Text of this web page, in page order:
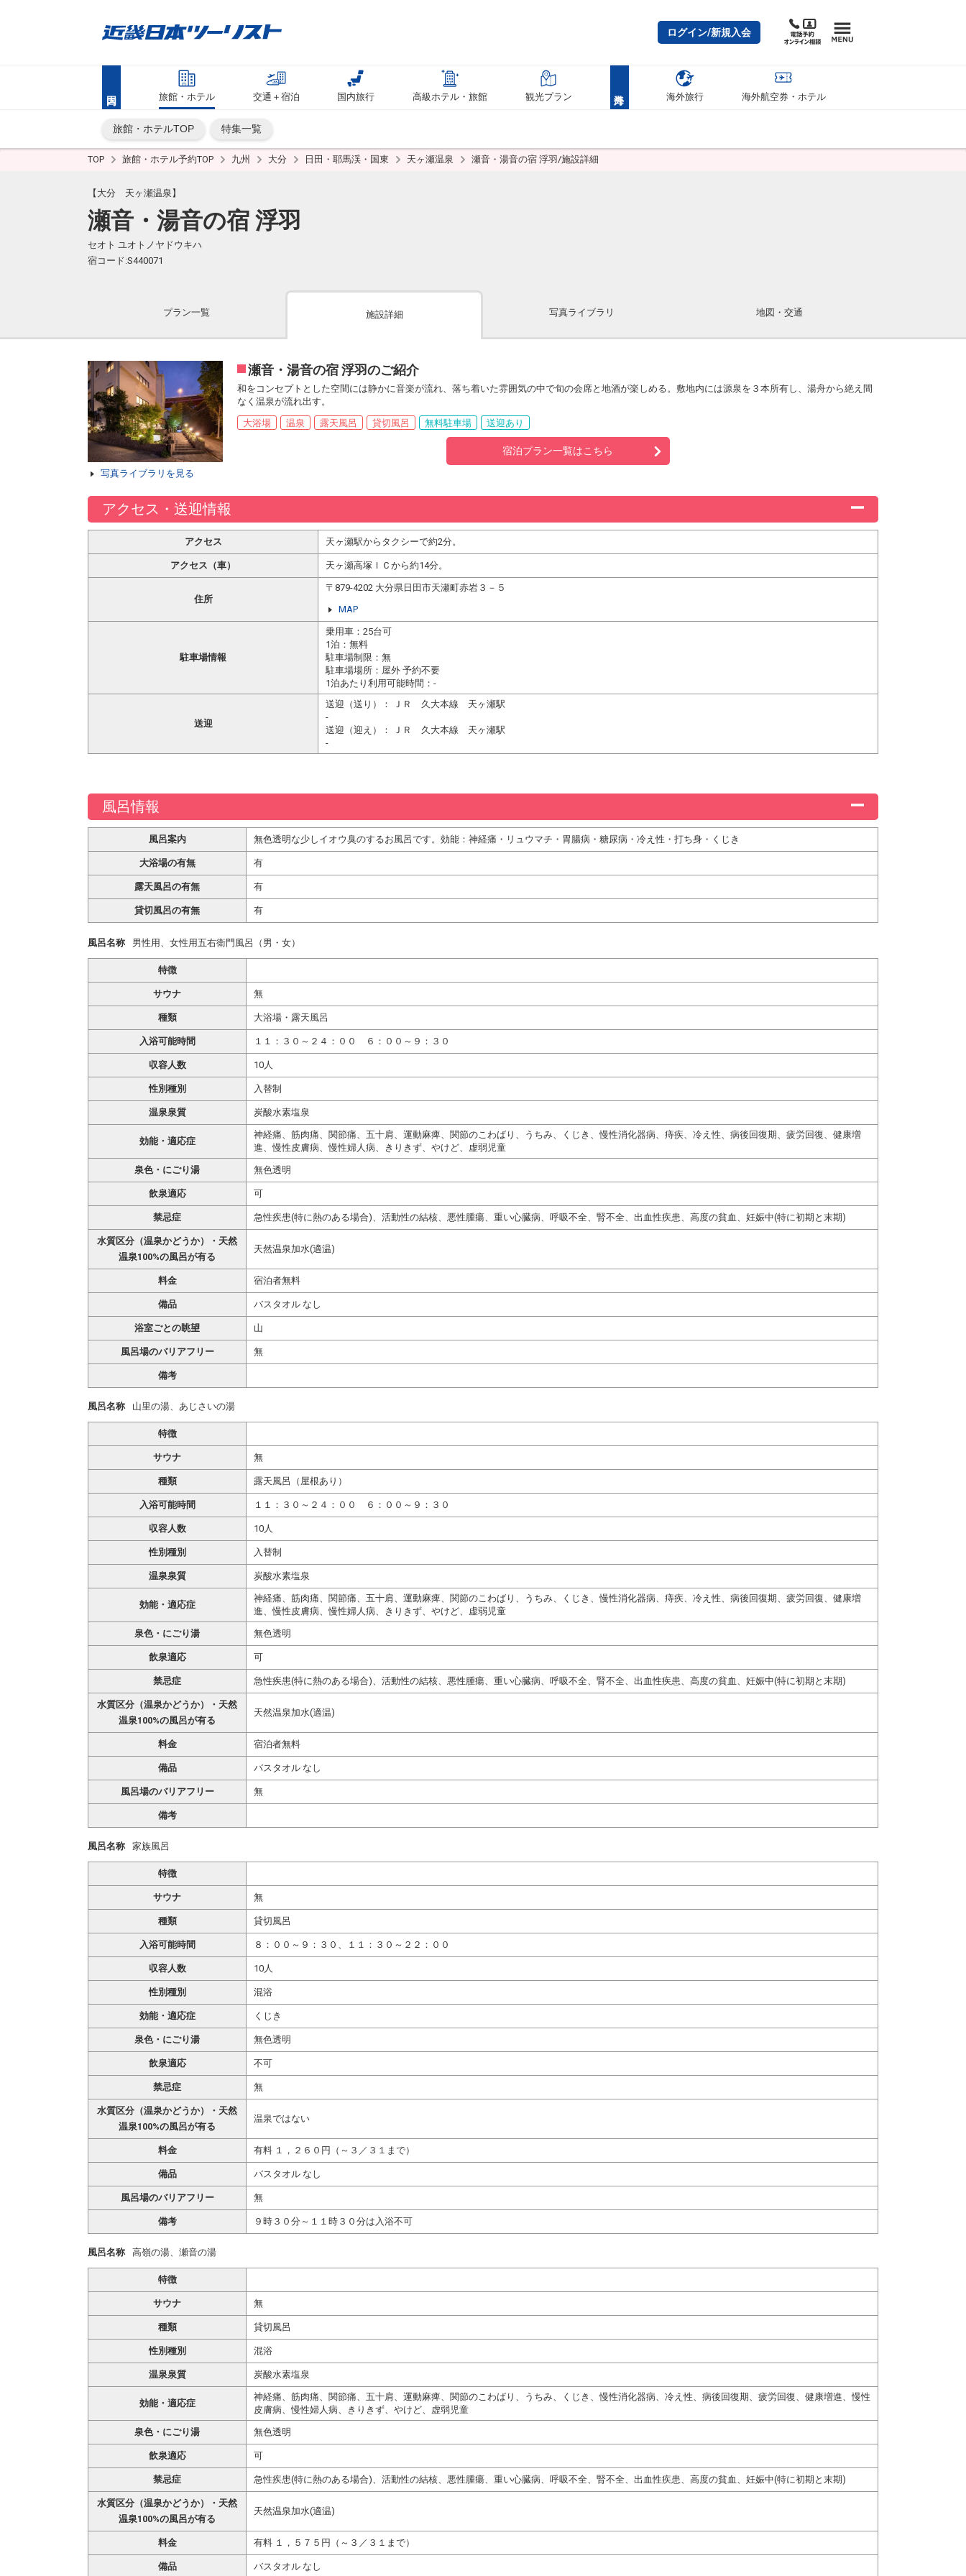
ログイン/新規入会
旅館・ホテル 交通＋宿泊 国内旅行 高級ホテル・旅館 観光プラン 海外旅行 海外航空券・ホテル
旅館・ホテルTOP 特集一覧
TOP 旅館・ホテル予約TOP 九州 大分 日田・耶馬渓・国東 天ヶ瀬温泉 瀬音・湯音の宿 浮羽/施設詳細
【大分 天ヶ瀬温泉】
瀬音・湯音の宿 浮羽
セオト ユオトノヤドウキハ
宿コード:S440071
プラン一覧 施設詳細 写真ライブラリ 地図・交通
写真ライブラリを見る
瀬音・湯音の宿 浮羽のご紹介
和をコンセプトとした空間には静かに音楽が流れ、落ち着いた雰囲気の中で旬の会席と地酒が楽しめる。敷地内には源泉を３本所有し、湯舟から絶え間
なく温泉が流れ出す。
大浴場
温泉 露天風呂 貸切風呂 無料駐車場 送迎あり
宿泊プラン一覧はこちら
アクセス・送迎情報
アクセス 天ヶ瀬駅からタクシーで約2分。
アクセス（車） 天ヶ瀬高塚ＩＣから約14分。
住所
〒879-4202 大分県日田市天瀬町赤岩３－５
MAP
駐車場情報
乗用車：25台可
1泊：無料
駐車場制限：無
駐車場場所：屋外 予約不要
1泊あたり利用可能時間：-
送迎
送迎（送り）： ＪＲ 久大本線 天ヶ瀬駅
-
送迎（迎え）： ＪＲ 久大本線 天ヶ瀬駅
-
風呂情報
風呂案内 無色透明な少しイオウ臭のするお風呂です。効能：神経痛・リュウマチ・胃腸病・糖尿病・冷え性・打ち身・くじき
大浴場の有無 有
露天風呂の有無 有
貸切風呂の有無 有
風呂名称 男性用、女性用五右衛門風呂（男・女）
特徴
サウナ 無
種類 大浴場・露天風呂
入浴可能時間 １１：３０～２４：００ ６：００～９：３０
収容人数 10人
性別種別 入替制
温泉泉質 炭酸水素塩泉
効能・適応症
神経痛、筋肉痛、関節痛、五十肩、運動麻痺、関節のこわばり、うちみ、くじき、慢性消化器病、痔疾、冷え性、病後回復期、疲労回復、健康増
進、慢性皮膚病、慢性婦人病、きりきず、やけど、虚弱児童
泉色・にごり湯 無色透明
飲泉適応 可
禁忌症 急性疾患(特に熱のある場合)、活動性の結核、悪性腫瘍、重い心臓病、呼吸不全、腎不全、出血性疾患、高度の貧血、妊娠中(特に初期と末期)
水質区分（温泉かどうか）・天然
温泉100%の風呂が有る
天然温泉加水(適温)
料金 宿泊者無料
備品 バスタオル なし
浴室ごとの眺望 山
風呂場のバリアフリー 無
備考
風呂名称 山里の湯、あじさいの湯
特徴
サウナ 無
種類 露天風呂（屋根あり）
入浴可能時間 １１：３０～２４：００ ６：００～９：３０
収容人数 10人
性別種別 入替制
温泉泉質 炭酸水素塩泉
効能・適応症
神経痛、筋肉痛、関節痛、五十肩、運動麻痺、関節のこわばり、うちみ、くじき、慢性消化器病、痔疾、冷え性、病後回復期、疲労回復、健康増
進、慢性皮膚病、慢性婦人病、きりきず、やけど、虚弱児童
泉色・にごり湯 無色透明
飲泉適応 可
禁忌症 急性疾患(特に熱のある場合)、活動性の結核、悪性腫瘍、重い心臓病、呼吸不全、腎不全、出血性疾患、高度の貧血、妊娠中(特に初期と末期)
水質区分（温泉かどうか）・天然
温泉100%の風呂が有る
天然温泉加水(適温)
料金 宿泊者無料
備品 バスタオル なし
風呂場のバリアフリー 無
備考
風呂名称 家族風呂
特徴
サウナ 無
種類 貸切風呂
入浴可能時間 ８：００～９：３０、１１：３０～２２：００
収容人数 10人
性別種別 混浴
効能・適応症 くじき
泉色・にごり湯 無色透明
飲泉適応 不可
禁忌症 無
水質区分（温泉かどうか）・天然
温泉100%の風呂が有る
温泉ではない
料金 有料 １，２６０円（～３／３１まで）
備品 バスタオル なし
風呂場のバリアフリー 無
備考 ９時３０分～１１時３０分は入浴不可
風呂名称 高嶺の湯、瀬音の湯
特徴
サウナ 無
種類 貸切風呂
性別種別 混浴
温泉泉質 炭酸水素塩泉
効能・適応症
神経痛、筋肉痛、関節痛、五十肩、運動麻痺、関節のこわばり、うちみ、くじき、慢性消化器病、冷え性、病後回復期、疲労回復、健康増進、慢性
皮膚病、慢性婦人病、きりきず、やけど、虚弱児童
泉色・にごり湯 無色透明
飲泉適応 可
禁忌症 急性疾患(特に熱のある場合)、活動性の結核、悪性腫瘍、重い心臓病、呼吸不全、腎不全、出血性疾患、高度の貧血、妊娠中(特に初期と末期)
水質区分（温泉かどうか）・天然
温泉100%の風呂が有る
天然温泉加水(適温)
料金 有料 １，５７５円（～３／３１まで）
備品 バスタオル なし